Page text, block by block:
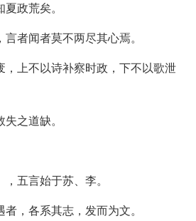
政荒矣。
者闻者莫不两尽其心焉。
，上不以诗补察时政，下不以歌泄
之道缺。
五言始于苏、李。
者，各系其志，发而为文。